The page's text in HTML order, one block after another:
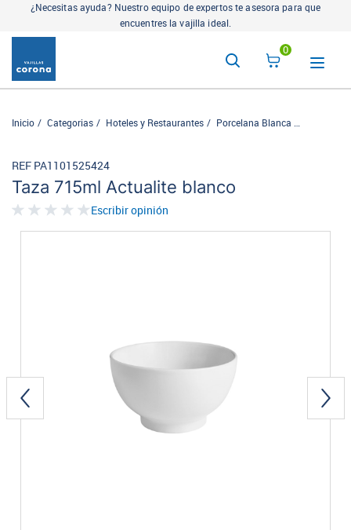
¿Necesitas ayuda? Nuestro equipo de expertos te asesora para que
encuentres la vajilla ideal.
0
Inicio Categorias Hoteles y Restaurantes Porcelana Blanca
Taza 715ml Actualite blanco
REF PA1101525424
Escribir opinión